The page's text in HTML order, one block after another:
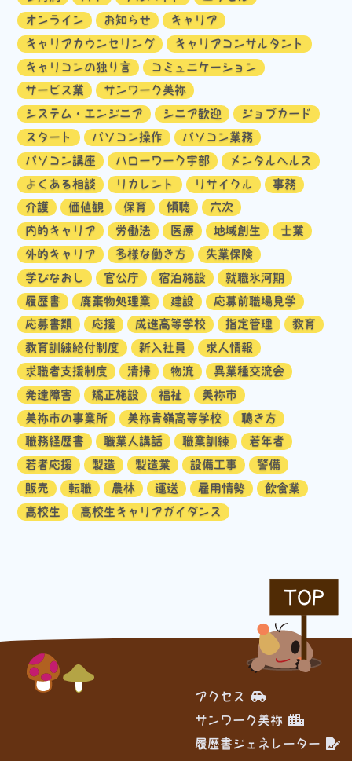
オンライン
お知らせ
キャリア
キャリアカウンセリング
キャリアコンサルタント
キャリコンの独り言
コミュニケーション
サービス業
サンワーク美祢
システム・エンジニア
シニア歓迎
ジョブカード
スタート
パソコン操作
パソコン業務
パソコン講座
ハローワーク宇部
メンタルヘルス
よくある相談
リカレント リサイクル
事務
介護
価値観 保育 傾聴
六次
内的キャリア
労働法 医療 地域創生
士業
外的キャリア
多様な働き方
失業保険
学びなおし
官公庁 宿泊施設
就職氷河期
履歴書
廃棄物処理業 建設
応募前職場見学
応募書類
応援 成進高等学校 指定管理
教育
教育訓練給付制度
新入社員
求人情報
求職者支援制度
清掃 物流
異業種交流会
発達障害
矯正施設 福祉
美祢市
美祢市の事業所
美祢青嶺高等学校
聴き方
職務経歴書
職業人講話 職業訓練
若年者
若者応援
製造 製造業 設備工事
警備
販売
転職 農林 運送 雇用情勢
飲食業
高校生
高校生キャリアガイダンス
TOP
アクセス
サンワーク美祢
履歴書ジェネレーター